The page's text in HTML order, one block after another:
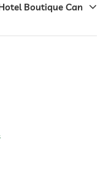
podal
Boutique Can